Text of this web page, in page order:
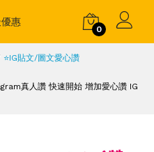
惠
0
⭐️IG貼文/圖文愛心讚
真人讚 快速開始 增加愛心讚 IG